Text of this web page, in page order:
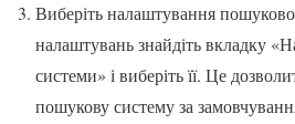
Виберіть налаштування
налаштувань знайдіть вкладку
системи» і виберіть її. Це
пошукову систему за